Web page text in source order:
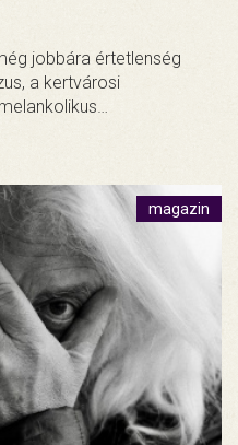
jobbára értetlenség
a kertvárosi
magazin